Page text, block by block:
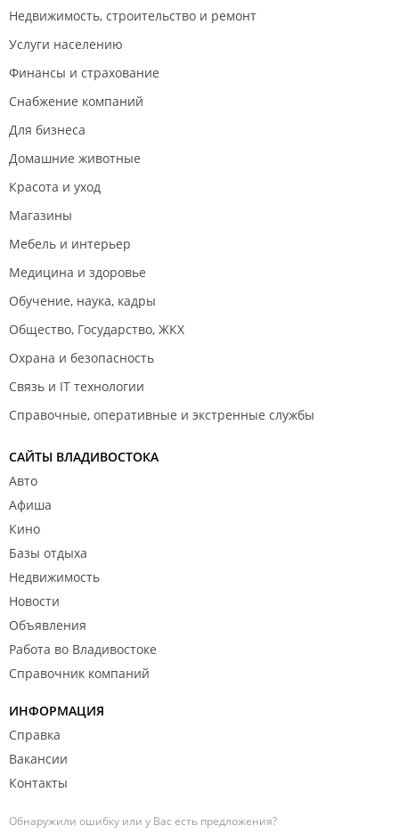
Недвижимость, строительство и ремонт
Услуги населению
Финансы и страхование
Снабжение компаний
Для бизнеса
Домашние животные
Красота и уход
Магазины
Мебель и интерьер
Медицина и здоровье
Обучение, наука, кадры
Общество, Государство, ЖКХ
Охрана и безопасность
Связь и IT технологии
Справочные, оперативные и экстренные службы
САЙТЫ ВЛАДИВОСТОКА
Авто
Афиша
Кино
Базы отдыха
Недвижимость
Новости
Объявления
Работа во Владивостоке
Справочник компаний
ИНФОРМАЦИЯ
Справка
Вакансии
Контакты
Обнаружили ошибку или у Вас есть предложения?